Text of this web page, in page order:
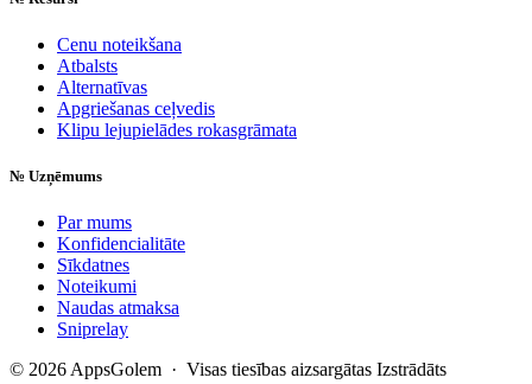
Cenu noteikšana
Atbalsts
Alternatīvas
Apgriešanas ceļvedis
Klipu lejupielādes rokasgrāmata
№ Uzņēmums
Par mums
Konfidencialitāte
Sīkdatnes
Noteikumi
Naudas atmaksa
Sniprelay
© 2026 AppsGolem · Visas tiesības aizsargātas Izstrādāts